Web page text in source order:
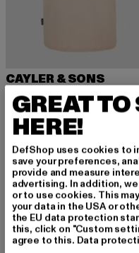
CAYLER & SONS
WL Compton Card
18,89 EUR
Derzeitiger Preis: 18,89
29,98 EUR
MELDE
GREAT TO
HERE!
DefShop uses cookies to
save your preferences,
provide and measure
advertising. In addition,
or to use cookies. This
your data in the USA or
the EU data protection
this, click on "Custom
agree to this. Data